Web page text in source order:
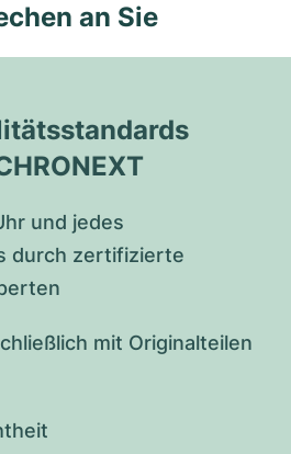
an Sie
und jedes
durch zertifizierte
mit Originalteilen